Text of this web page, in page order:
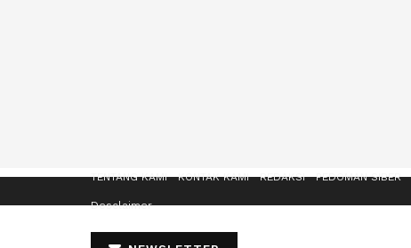
TENTANG KAMI KONTAK KAMI REDAKSI PEDOMAN SIBER
Desclaimer